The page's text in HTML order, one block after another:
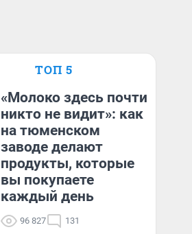
ТОП 5
«Молоко здесь почти
никто не видит»: как
на тюменском
заводе делают
продукты, которые
вы покупаете
каждый день
96 827 131